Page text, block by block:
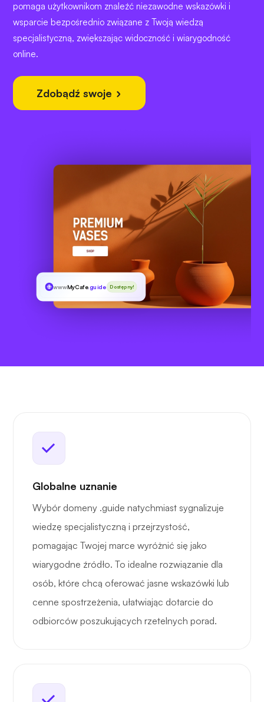
pomaga użytkownikom znaleźć niezawodne wskazówki i
wsparcie bezpośrednio związane z Twoją wiedzą
specjalistyczną, zwiększając widoczność i wiarygodność
online.
Zdobądź swoje
wwwMyCafe.guide Dostępny!
Globalne uznanie
Wybór domeny .guide natychmiast sygnalizuje
wiedzę specjalistyczną i przejrzystość,
pomagając Twojej marce wyróżnić się jako
wiarygodne źródło. To idealne rozwiązanie dla
osób, które chcą oferować jasne wskazówki lub
cenne spostrzeżenia, ułatwiając dotarcie do
odbiorców poszukujących rzetelnych porad.